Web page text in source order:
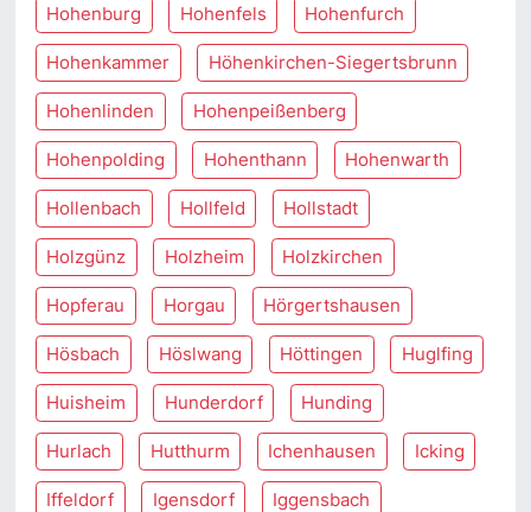
Hohenburg Hohenfels Hohenfurch
Hohenkammer Höhenkirchen-Siegertsbrunn
Hohenlinden Hohenpeißenberg
Hohenpolding Hohenthann Hohenwarth
Hollenbach Hollfeld Hollstadt
Holzgünz Holzheim Holzkirchen
Hopferau Horgau Hörgertshausen
Hösbach Höslwang Höttingen Huglfing
Huisheim Hunderdorf Hunding
Hurlach Hutthurm Ichenhausen Icking
Iffeldorf Igensdorf Iggensbach